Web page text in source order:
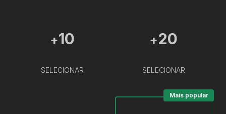
+10
SELECIONAR
+20
SELECIONAR
Mais popular